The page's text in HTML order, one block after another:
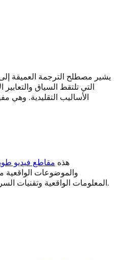
يشير مصطلح الترجمة العميقة إلى
التي تلتقط السياق
الأساليب التقليدية.
هذه مقاطع فيديو
والموضوعات
المعلومات الواقعية وتقنيات السرد بهدف الإشراك وتقديم المعرفة.